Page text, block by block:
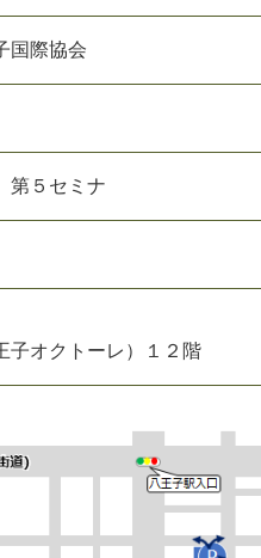
国際協会
第５セミナ
子オクトーレ）１２階